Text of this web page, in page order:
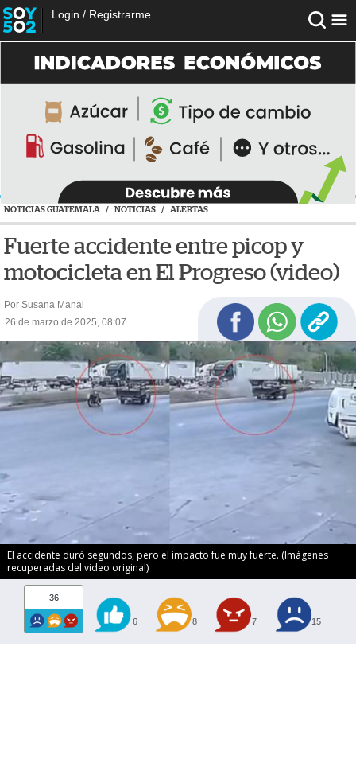
Login / Registrarme
NOTICIAS GUATEMALA / NOTICIAS / ALERTAS
Fuerte accidente entre picop y
motocicleta en El Progreso (video)
Por Susana Manai
26 de marzo de 2025, 08:07
El accidente duró segundos, pero el impacto fue muy fuerte. (Imágenes
recuperadas del video original)
36
6 8 7 15